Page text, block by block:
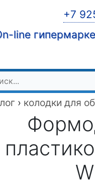
+7
line
› колодки для